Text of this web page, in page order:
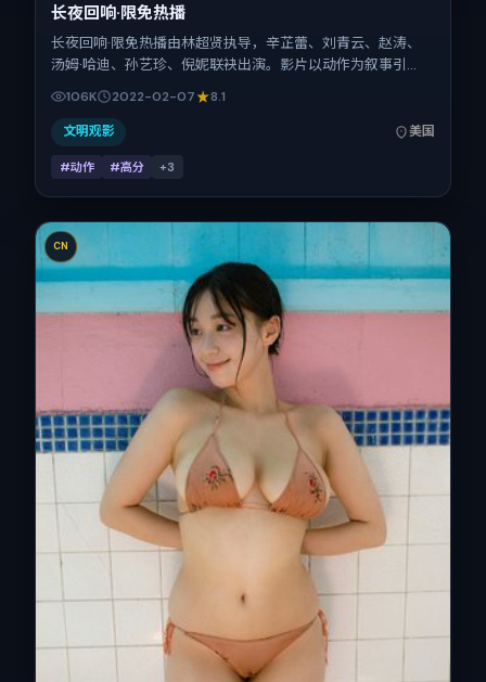
长夜回响·限免热播
长夜回响·限免热播由林超贤执导，辛芷蕾、刘青云、赵涛、
汤姆·哈迪、孙艺珍、倪妮联袂出演。影片以动作为叙事引
擎，将故事锚定在美国，借跨文化视角下的群像碰撞推进人物
抉择与反转。2022年2月7日于美国首映（春节档前后），片
长138分钟，适合喜欢强情节与细腻表演的观众。
106K 2022-02-07 8.1
文明观影 美国
#动作 #高分 +3
CN